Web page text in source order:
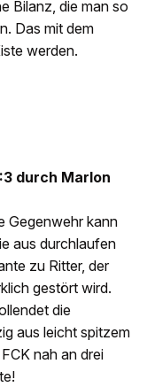
Bilanz, die man so
Das mit dem
werden.
durch Marlon
Gegenwehr kann
aus durchlaufen
zu Ritter, der
gestört wird.
die
aus leicht spitzem
nah an drei